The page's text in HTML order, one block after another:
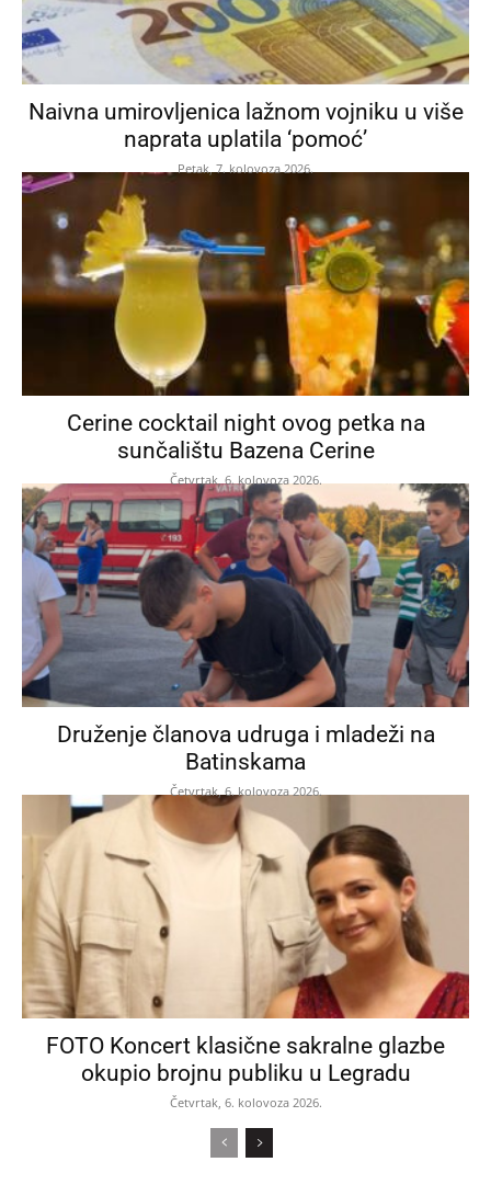
Naivna umirovljenica lažnom vojniku u više
naprata uplatila ‘pomoć’
Petak, 7. kolovoza 2026.
Cerine cocktail night ovog petka na
sunčalištu Bazena Cerine
Četvrtak, 6. kolovoza 2026.
Druženje članova udruga i mladeži na
Batinskama
Četvrtak, 6. kolovoza 2026.
FOTO Koncert klasične sakralne glazbe
okupio brojnu publiku u Legradu
Četvrtak, 6. kolovoza 2026.